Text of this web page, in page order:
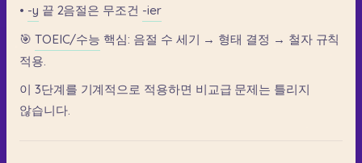
• -y 끝 2음절은 무조건 -ier
🎯 TOEIC/수능 핵심: 음절 수 세기 → 형태 결정 → 철자 규칙
적용.
이 3단계를 기계적으로 적용하면 비교급 문제는 틀리지
않습니다.